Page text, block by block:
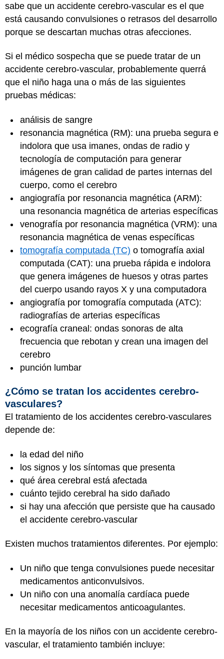
sabe que un accidente cerebro-vascular es el que
está causando convulsiones o retrasos del desarrollo
porque se descartan muchas otras afecciones.
Si el médico sospecha que se puede tratar de un
accidente cerebro-vascular, probablemente querrá
que el niño haga una o más de las siguientes
pruebas médicas:
análisis de sangre
resonancia magnética (RM): una prueba segura e
indolora que usa imanes, ondas de radio y
tecnología de computación para generar
imágenes de gran calidad de partes internas del
cuerpo, como el cerebro
angiografía por resonancia magnética (ARM):
una resonancia magnética de arterias específicas
venografía por resonancia magnética (VRM): una
resonancia magnética de venas específicas
tomografía computada (TC) o tomografía axial
computada (CAT): una prueba rápida e indolora
que genera imágenes de huesos y otras partes
del cuerpo usando rayos X y una computadora
angiografía por tomografía computada (ATC):
radiografías de arterias específicas
ecografía craneal: ondas sonoras de alta
frecuencia que rebotan y crean una imagen del
cerebro
punción lumbar
¿Cómo se tratan los accidentes cerebro-
vasculares?
El tratamiento de los accidentes cerebro-vasculares
depende de:
la edad del niño
los signos y los síntomas que presenta
qué área cerebral está afectada
cuánto tejido cerebral ha sido dañado
si hay una afección que persiste que ha causado
el accidente cerebro-vascular
Existen muchos tratamientos diferentes. Por ejemplo:
Un niño que tenga convulsiones puede necesitar
medicamentos anticonvulsivos.
Un niño con una anomalía cardíaca puede
necesitar medicamentos anticoagulantes.
En la mayoría de los niños con un accidente cerebro-
vascular, el tratamiento también incluye: